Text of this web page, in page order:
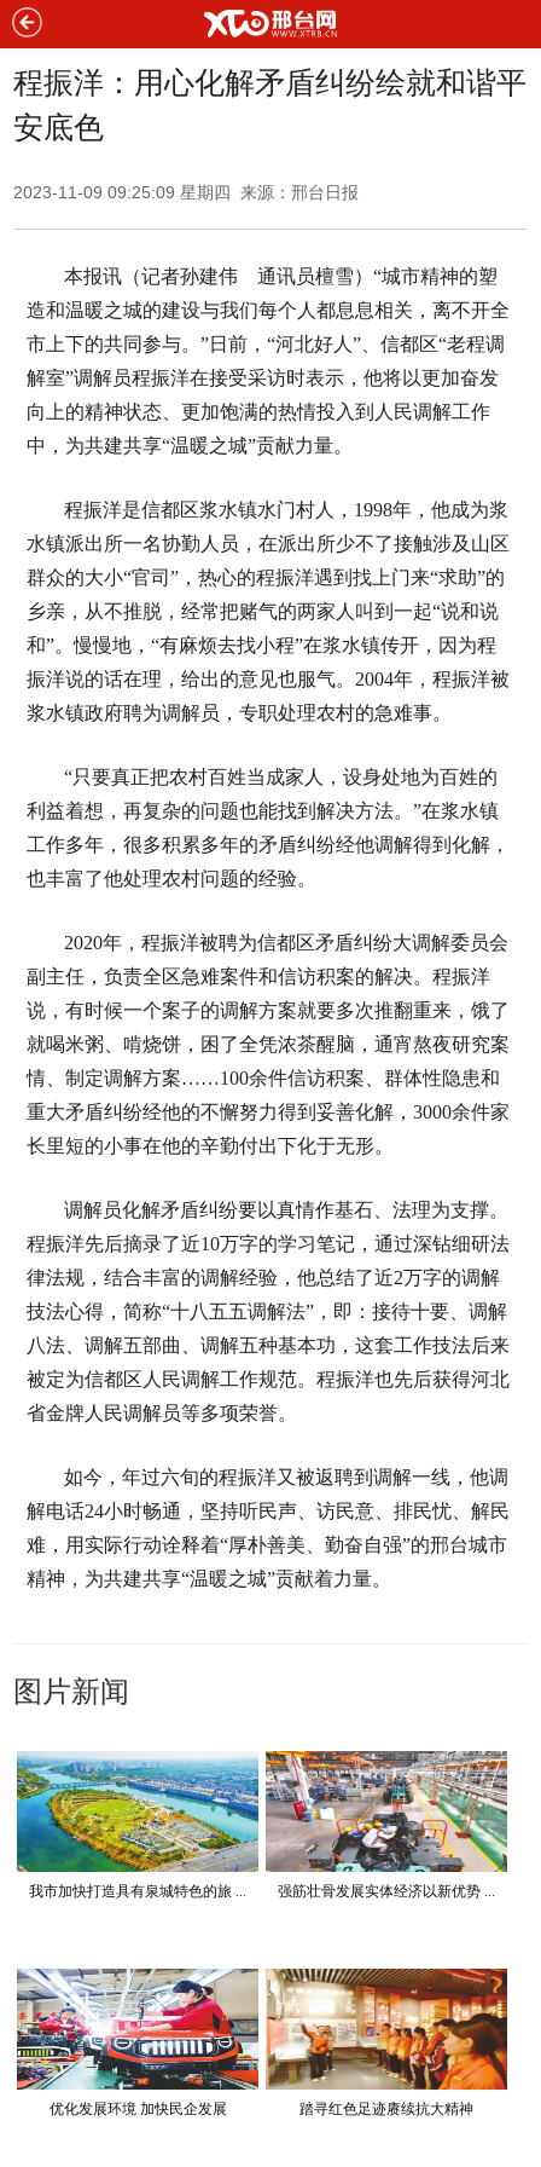
程振洋：用心化解矛盾纠纷绘就和谐平
安底色
2023-11-09 09:25:09 星期四 来源：邢台日报
本报讯（记者孙建伟 通讯员檀雪）“城市精神的塑
造和温暖之城的建设与我们每个人都息息相关，离不开全
市上下的共同参与。”日前，“河北好人”、信都区“老程调
解室”调解员程振洋在接受采访时表示，他将以更加奋发
向上的精神状态、更加饱满的热情投入到人民调解工作
中，为共建共享“温暖之城”贡献力量。
程振洋是信都区浆水镇水门村人，1998年，他成为浆
水镇派出所一名协勤人员，在派出所少不了接触涉及山区
群众的大小“官司”，热心的程振洋遇到找上门来“求助”的
乡亲，从不推脱，经常把赌气的两家人叫到一起“说和说
和”。慢慢地，“有麻烦去找小程”在浆水镇传开，因为程
振洋说的话在理，给出的意见也服气。2004年，程振洋被
浆水镇政府聘为调解员，专职处理农村的急难事。
“只要真正把农村百姓当成家人，设身处地为百姓的
利益着想，再复杂的问题也能找到解决方法。”在浆水镇
工作多年，很多积累多年的矛盾纠纷经他调解得到化解，
也丰富了他处理农村问题的经验。
2020年，程振洋被聘为信都区矛盾纠纷大调解委员会
副主任，负责全区急难案件和信访积案的解决。程振洋
说，有时候一个案子的调解方案就要多次推翻重来，饿了
就喝米粥、啃烧饼，困了全凭浓茶醒脑，通宵熬夜研究案
情、制定调解方案……100余件信访积案、群体性隐患和
重大矛盾纠纷经他的不懈努力得到妥善化解，3000余件家
长里短的小事在他的辛勤付出下化于无形。
调解员化解矛盾纠纷要以真情作基石、法理为支撑。
程振洋先后摘录了近10万字的学习笔记，通过深钻细研法
律法规，结合丰富的调解经验，他总结了近2万字的调解
技法心得，简称“十八五五调解法”，即：接待十要、调解
八法、调解五部曲、调解五种基本功，这套工作技法后来
被定为信都区人民调解工作规范。程振洋也先后获得河北
省金牌人民调解员等多项荣誉。
如今，年过六旬的程振洋又被返聘到调解一线，他调
解电话24小时畅通，坚持听民声、访民意、排民忧、解民
难，用实际行动诠释着“厚朴善美、勤奋自强”的邢台城市
精神，为共建共享“温暖之城”贡献着力量。
图片新闻
我市加快打造具有泉城特色的旅 ... 强筋壮骨发展实体经济以新优势 ...
优化发展环境 加快民企发展 踏寻红色足迹赓续抗大精神